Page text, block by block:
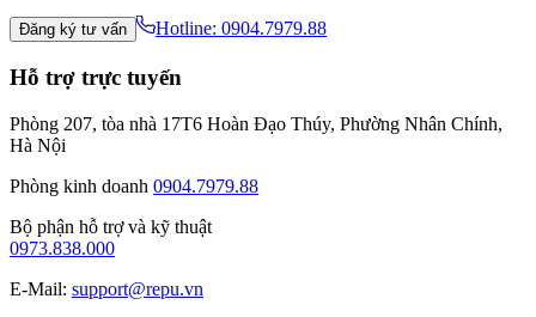
Đăng ký tư vấn Hotline: 0904.7979.88
Hỗ trợ trực tuyến
Phòng 207, tòa nhà 17T6 Hoàn Đạo Thúy, Phường Nhân Chính,
Hà Nội
Phòng kinh doanh 0904.7979.88
Bộ phận hỗ trợ và kỹ thuật
0973.838.000
E-Mail: support@repu.vn